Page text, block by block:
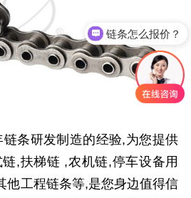
链条研发制造的经验,为您提供
链,扶梯链 ,农机链,停车设备用
他工程链条等,是您身边值得信
链条怎么报价？